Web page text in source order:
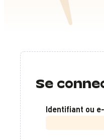
Se
Identifiant ou